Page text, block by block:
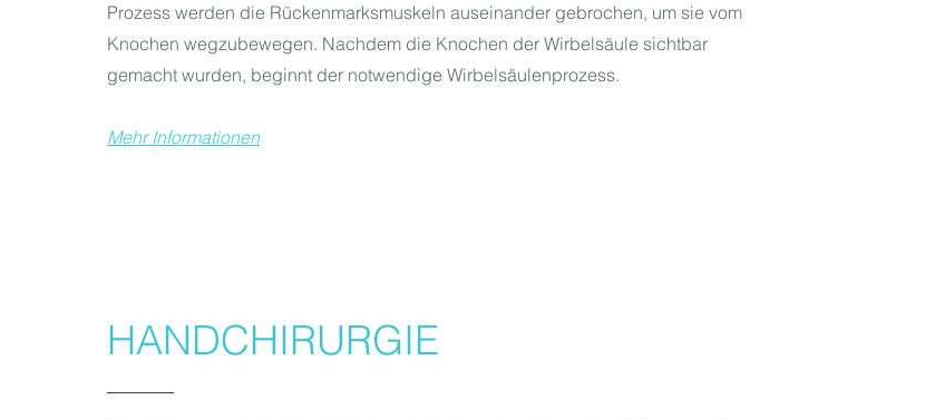
Prozess werden die Rückenmarksmuskeln auseinander gebrochen, um sie vom
Knochen wegzubewegen. Nachdem die Knochen der Wirbelsäule sichtbar
gemacht wurden, beginnt der notwendige Wirbelsäulenprozess.
Mehr Informationen
HANDCHIRURGIE